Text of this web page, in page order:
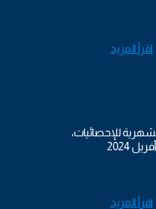
اقرأ المزيد
للإحصائيات،
أفريل 2024
اقرأ المزيد